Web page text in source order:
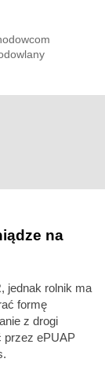
na
jednak rolnik ma
formę
z drogi
przez ePUAP